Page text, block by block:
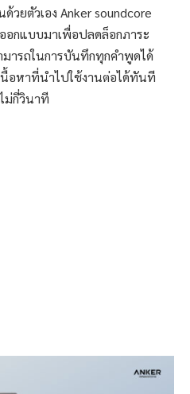
วยตัวเอง Anker soundcore
อกแบบมาเพื่อปลดล็อกภาระ
มารถในการบันทึกทุกคำพูดได้
อหาที่นำไปใช้งานต่อได้ทันที
ม่กี่วินาที